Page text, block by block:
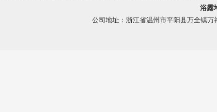
浴露
公司地址：浙江省温州市平阳县万全镇